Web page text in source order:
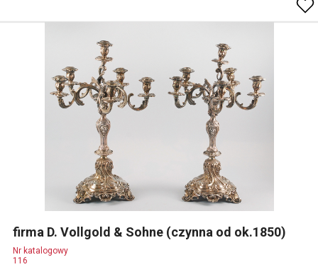
firma D. Vollgold & Sohne (czynna od ok.1850)
Nr katalogowy
116